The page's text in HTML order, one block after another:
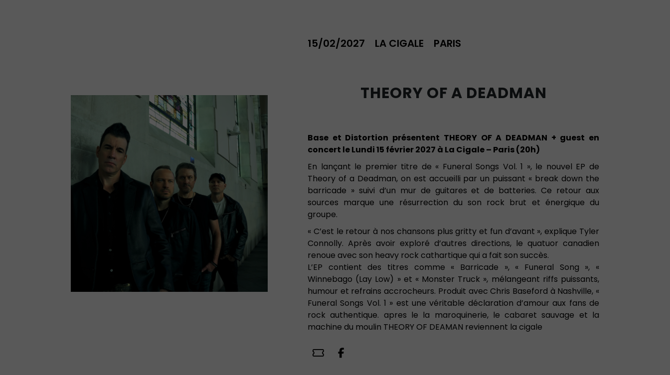
15/02/2027 LA CIGALE PARIS
THEORY OF A DEADMAN
Base et Distortion présentent THEORY OF A DEADMAN + guest en
concert le Lundi 15 février 2027 à La Cigale – Paris (20h)
En lançant le premier titre de « Funeral Songs Vol. 1 », le nouvel EP de
Theory of a Deadman, on est accueilli par un puissant « break down the
barricade » suivi d’un mur de guitares et de batteries. Ce retour aux
sources marque une résurrection du son rock brut et énergique du
groupe.
« C’est le retour à nos chansons plus gritty et fun d’avant », explique Tyler
Connolly. Après avoir exploré d’autres directions, le quatuor canadien
renoue avec son heavy rock cathartique qui a fait son succès.
L’EP contient des titres comme « Barricade », « Funeral Song », «
Winnebago (Lay Low) » et « Monster Truck », mélangeant riffs puissants,
humour et refrains accrocheurs. Produit avec Chris Baseford à Nashville, «
Funeral Songs Vol. 1 » est une véritable déclaration d’amour aux fans de
rock authentique. apres le la maroquinerie, le cabaret sauvage et la
machine du moulin THEORY OF DEAMAN reviennent la cigale